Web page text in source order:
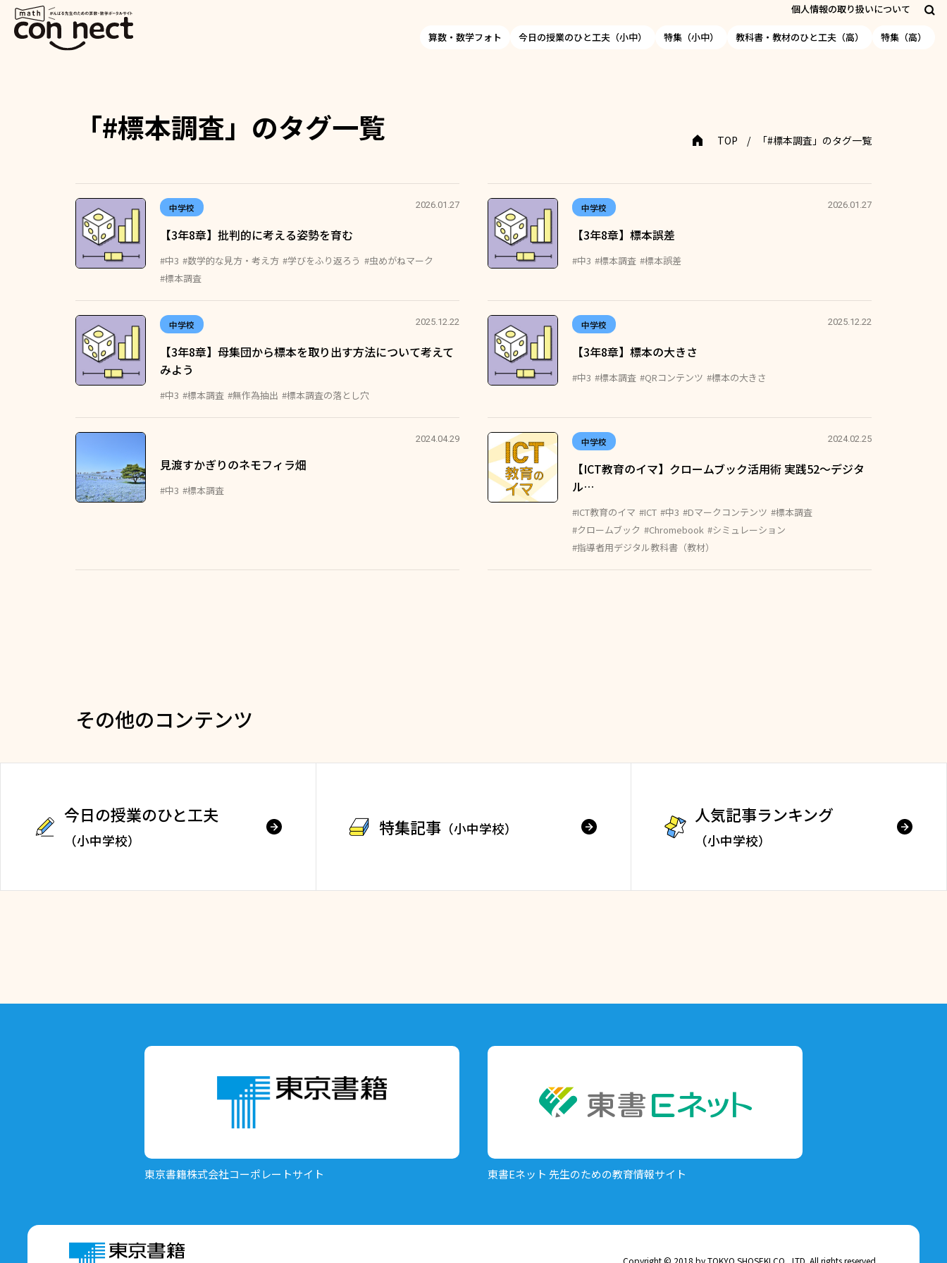
個人情報の取り扱いについて
算数・数学フォト 今日の授業のひと工夫（小中） 特集（小中） 教科書・教材のひと工夫（高） 特集（高）
「#標本調査」のタグ一覧 TOP 「#標本調査」のタグ一覧
中学校 2026.01.27
【3年8章】批判的に考える姿勢を育む
#中3 #数学的な見方・考え方 #学びをふり返ろう #虫めがねマーク
#標本調査
中学校 2026.01.27
【3年8章】標本誤差
#中3 #標本調査 #標本誤差
中学校 2025.12.22
【3年8章】母集団から標本を取り出す方法について考えて
みよう
#中3 #標本調査 #無作為抽出 #標本調査の落とし穴
中学校 2025.12.22
【3年8章】標本の大きさ
#中3 #標本調査 #QRコンテンツ #標本の大きさ
2024.04.29
見渡すかぎりのネモフィラ畑
#中3 #標本調査
中学校 2024.02.25
【ICT教育のイマ】クロームブック活用術 実践52～デジタ
ル…
#ICT教育のイマ #ICT #中3 #Dマークコンテンツ #標本調査
#クロームブック #Chromebook #シミュレーション
#指導者用デジタル教科書（教材）
その他のコンテンツ
今日の授業のひと工夫
（小中学校）
特集記事 （小中学校）
人気記事ランキング
（小中学校）
東京書籍株式会社コーポレートサイト 東書Eネット 先生のための教育情報サイト
Copyright © 2018 by TOKYO SHOSEKI CO., LTD. All rights reserved.